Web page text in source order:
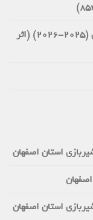
قوانین تکنیکی فدراسیون جهانی شمشیربازی (2025-2026) (اثر
استان اصفهان
استان اصفهان